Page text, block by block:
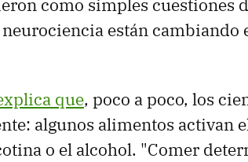
como simples cuestiones
están cambiando
que, poco a poco, los
algunos alimentos activan
o el alcohol. "Comer